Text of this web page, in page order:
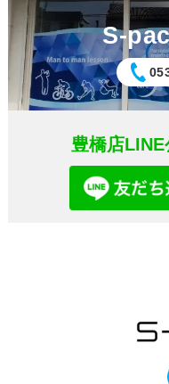
S-
豊橋店LINE